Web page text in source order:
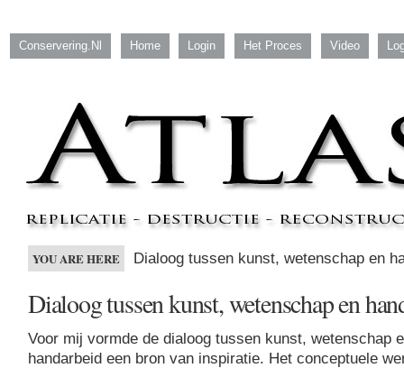
Conservering.nl Home Login Het Proces Video
YOU ARE HERE Dialoog tussen kunst, wetenschap en
Dialoog tussen kunst, wetenschap en
Voor mij vormde de dialoog tussen kunst, wetenschap
handarbeid een bron van inspiratie. Het conceptuele